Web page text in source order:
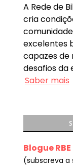
A Rede de
cria
excelentes
capazes de
desafios da
Saber mais
Blogue
(subscreva a